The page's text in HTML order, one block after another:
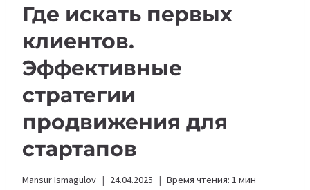
Где искать первых
клиентов.
Эффективные
стратегии
продвижения для
стартапов
Mansur Ismagulov 24.04.2025 Время чтения: 1 мин